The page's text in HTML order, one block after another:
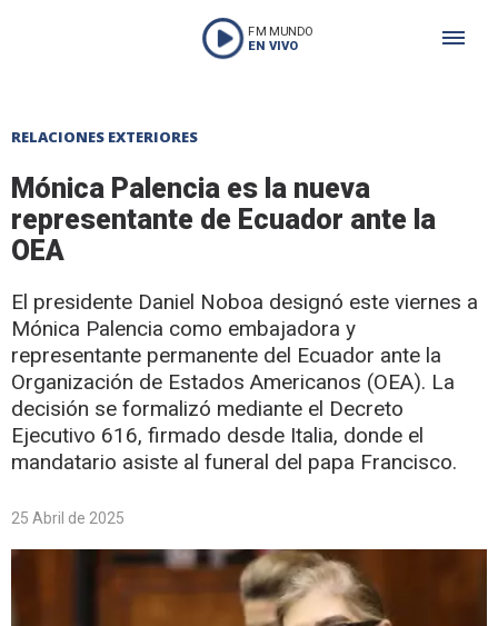
FM MUNDO
EN VIVO
RELACIONES EXTERIORES
Mónica Palencia es la nueva
representante de Ecuador ante la
OEA
El presidente Daniel Noboa designó este viernes a
Mónica Palencia como embajadora y
representante permanente del Ecuador ante la
Organización de Estados Americanos (OEA). La
decisión se formalizó mediante el Decreto
Ejecutivo 616, firmado desde Italia, donde el
mandatario asiste al funeral del papa Francisco.
25 Abril de 2025